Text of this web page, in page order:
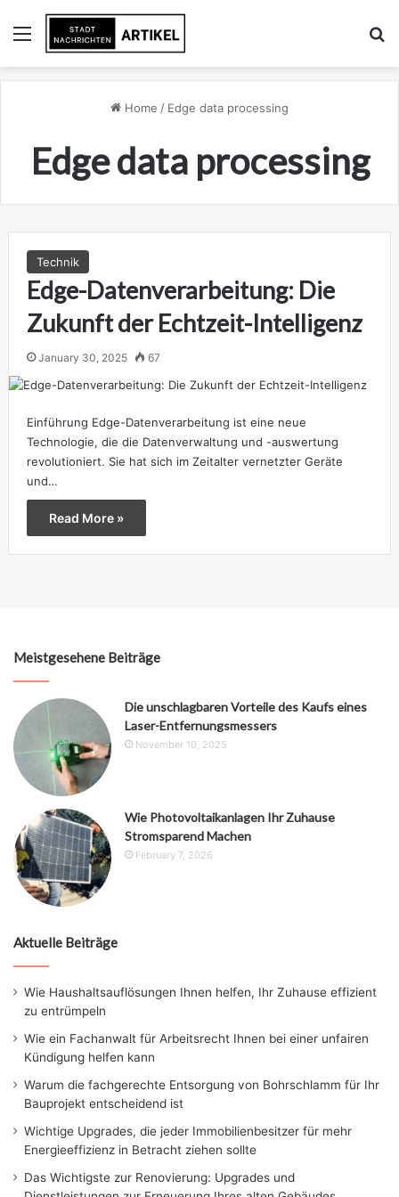
Menu
Home / Edge data processing
Edge data processing
Technik
Edge-Datenverarbeitung: Die
Zukunft der Echtzeit-Intelligenz
January 30, 2025 67
Einführung Edge-Datenverarbeitung ist eine neue
Technologie, die die Datenverwaltung und -auswertung
revolutioniert. Sie hat sich im Zeitalter vernetzter Geräte
und…
Read More »
Meistgesehene Beiträge
Die unschlagbaren Vorteile des Kaufs eines
Laser-Entfernungsmessers
November 10, 2025
Wie Photovoltaikanlagen Ihr Zuhause
Stromsparend Machen
February 7, 2026
Aktuelle Beiträge
Wie Haushaltsauflösungen Ihnen helfen, Ihr Zuhause effizient
zu entrümpeln
Wie ein Fachanwalt für Arbeitsrecht Ihnen bei einer unfairen
Kündigung helfen kann
Warum die fachgerechte Entsorgung von Bohrschlamm für Ihr
Bauprojekt entscheidend ist
Wichtige Upgrades, die jeder Immobilienbesitzer für mehr
Energieeffizienz in Betracht ziehen sollte
Das Wichtigste zur Renovierung: Upgrades und